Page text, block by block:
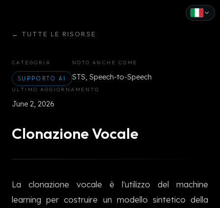
← TUTTE LE RISORSE
CATEGORIA
SUPPORTO AI
NOTO ANCHE COME
STS, Speech-to-Speech
ULTIMO AGGIORNAMENTO
June 2, 2026
Clonazione Vocale
La clonazione vocale è l'utilizzo del machine
learning per costruire un modello sintetico della
Français
中文
日本語